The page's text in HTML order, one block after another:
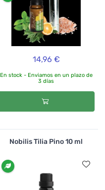
14,96 €
En stock - Enviamos en un plazo de
3 días
Nobilis Tilia Pino 10 ml